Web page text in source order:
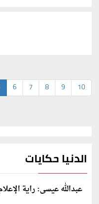
6 7 8 9 10
الدنيا حكايات
عبدالله عيسى: راية